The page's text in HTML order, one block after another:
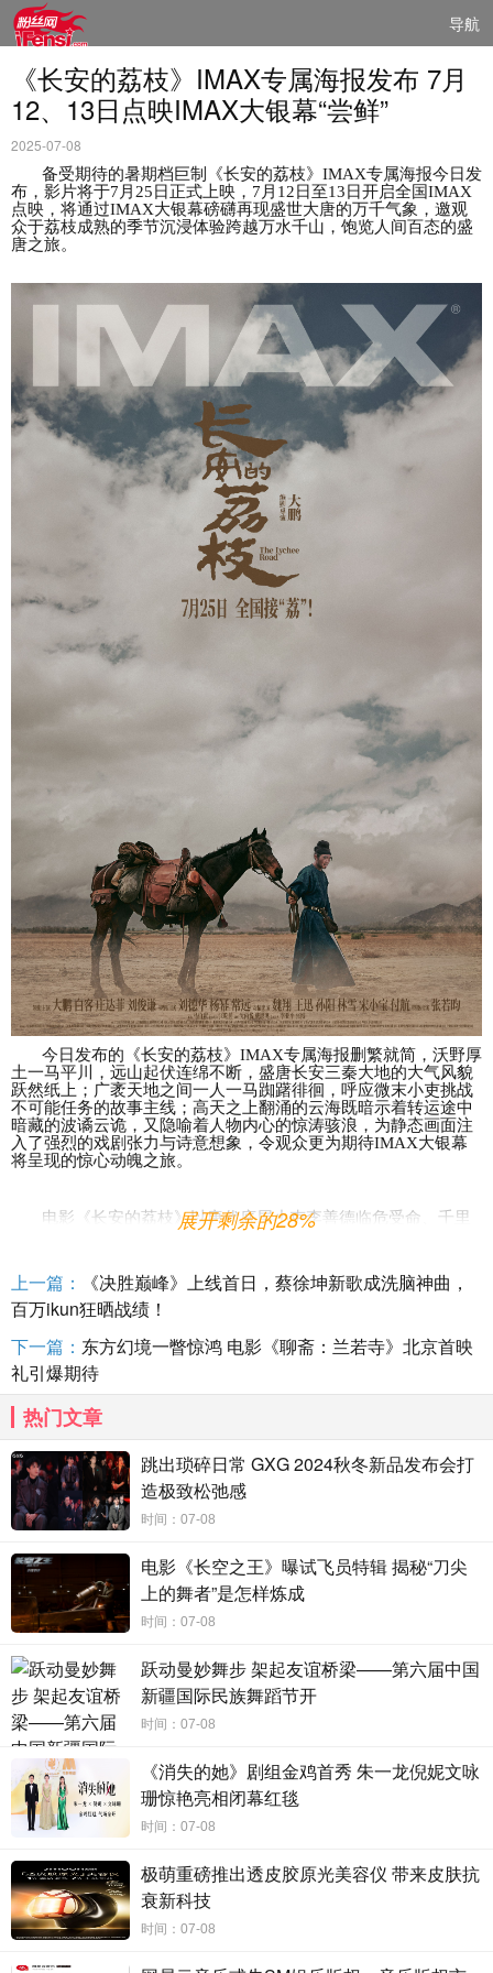
导航
《长安的荔枝》IMAX专属海报发布 7月
12、13日点映IMAX大银幕“尝鲜”
2025-07-08
备受期待的暑期档巨制《长安的荔枝》 IMAX专属海报今日发
布，影片将于7月25日正式上映，7月12日至13日开启全国IMAX
点映，将通过IMAX大银幕磅礴再现盛世大唐的万千气象，邀观
众于荔枝成熟的季节沉浸体验跨越万水千山，饱览人间百态的盛
唐之旅。
今日发布的《长安的荔枝》 IMAX专属海报删繁就简，沃野厚
土一马平川，远山起伏连绵不断，盛唐长安三秦大地的大气风貌
跃然纸上；广袤天地之间一人一马踟躇徘徊，呼应微末小吏挑战
不可能任务的故事主线；高天之上翻涌的云海既暗示着转运途中
暗藏的波谲云诡，又隐喻着人物内心的惊涛骇浪，为静态画面注
入了强烈的戏剧张力与诗意想象 ，令观众更为期待IMAX大银幕
将呈现的惊心动魄之旅。
电影《长安的荔枝》以唐代底层小吏李善德临危受命、千里
"不可能任务"为主线，通过这一独特视角，将盛唐
代洪流中的挣扎与成长，与荔枝转运途中跨越千山万水的惊险历
程交织呈现，而IMAX影院独有的沉浸式观影体验，将让观众完
全置身于这场跨越时空的盛唐之旅中，全方位感受影片所要传达
的情感张力。
在IMAX影院，顶天立地的大银幕、高清高亮的画质和震天撼
地的音响相辅相成，为观众带来真实惊艳的视听品质和沉浸式观
影环境，让观众更真切地走进魅力大唐。从率性自由的岭南边地
到规整威严的首都长安，观众对千里旅途的每一场景都将如临其
境，沉浸感受；IMAX大银幕以纤毫毕现的呈现力，将每个细微
的表情变化、每处考究的服化道细节都放大呈现，通过群星的生
动表演和富于烟火气的细节设计，带领观众领略大唐的世情人
心，化身李善德的“同行者”，体验一场大
旅。
电影《长安的荔枝》根据马伯庸同名小说改编，由大鹏编
剧、导演，大鹏、白客、庄达菲、刘俊谦领衔主演，刘德华、杨
幂、常远特别出演，魏翔、王迅、孙阳、林雪、宋小宝、付航友
情出演，张若昀特邀出演，将于
展开剩余的28%
上一篇：
《决胜巅峰》上线首日，蔡徐坤新歌成洗脑神曲，
百万ikun狂晒战绩！
下一篇： 东方幻境一瞥惊鸿 电影《聊斋：兰若寺》北京首映
礼引爆期待
热门文章
跳出琐碎日常 GXG 2024秋冬新品发布会打
造极致松弛感
时间：07-08
电影《长空之王》曝试飞员特辑 揭秘“刀尖
上的舞者”是怎样炼成
时间：07-08
跃动曼妙舞步 架起友谊桥梁——第六届中国
新疆国际民族舞蹈节开
时间：07-08
《消失的她》剧组金鸡首秀 朱一龙倪妮文咏
珊惊艳亮相闭幕红毯
时间：07-08
极萌重磅推出透皮胶原光美容仪 带来皮肤抗
衰新科技
时间：07-08